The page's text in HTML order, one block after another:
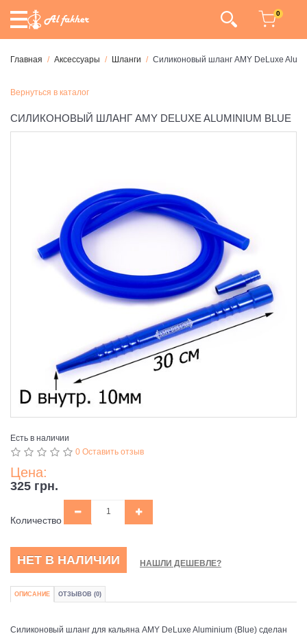
0
Главная Аксессуары Шланги Силиконовый шланг AMY DeLuxe
Вернуться в каталог
СИЛИКОНОВЫЙ ШЛАНГ AMY DELUXE ALUMINIUM BLUE
Есть в наличии
0 Оставить отзыв
Цена:
325 грн.
Количество
НЕТ В НАЛИЧИИ НАШЛИ ДЕШЕВЛЕ?
ОПИСАНИЕ ОТЗЫВОВ (0)
Силиконовый шланг для кальяна AMY DeLuxe Aluminium (Blue) сделан